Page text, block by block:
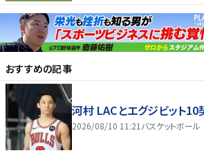
おすすめの記事
河村 LACとエグジビット10
2026/08/10 11:21 バスケットボール